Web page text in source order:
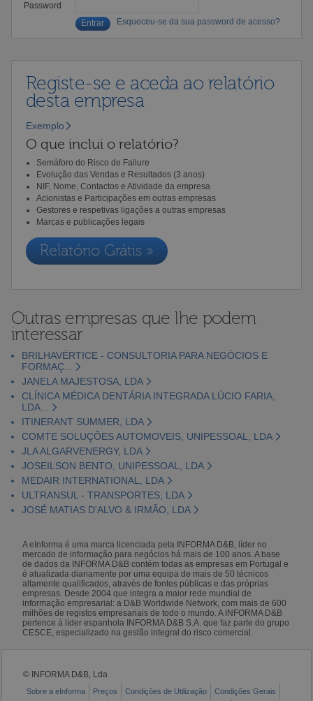
Password
Esqueceu-se da sua password de acesso?
Registe-se e aceda ao relatório
desta empresa
Exemplo
O que inclui o relatório?
Semáforo do Risco de Failure
Evolução das Vendas e Resultados (3 anos)
NIF, Nome, Contactos e Atividade da empresa
Acionistas e Participações em outras empresas
Gestores e respetivas ligações a outras empresas
Marcas e publicações legais
Relatório Grátis »
Outras empresas que lhe podem
interessar
BRILHAVÉRTICE - CONSULTORIA PARA NEGÓCIOS E
FORMAÇ...
JANELA MAJESTOSA, LDA
CLÍNICA MÉDICA DENTÁRIA INTEGRADA LÚCIO FARIA,
LDA...
ITINERANT SUMMER, LDA
COMTE SOLUÇÕES AUTOMOVEIS, UNIPESSOAL, LDA
JLA ALGARVENERGY, LDA
JOSEILSON BENTO, UNIPESSOAL, LDA
MEDAIR INTERNATIONAL, LDA
ULTRANSUL - TRANSPORTES, LDA
JOSÉ MATIAS D'ALVO & IRMÃO, LDA
A eInforma é uma marca licenciada pela INFORMA D&B, líder no
mercado de informação para negócios há mais de 100 anos. A base
de dados da INFORMA D&B contém todas as empresas em Portugal e
é atualizada diariamente por uma equipa de mais de 50 técnicos
altamente qualificados, através de fontes públicas e das próprias
empresas. Desde 2004 que integra a maior rede mundial de
informação empresarial: a D&B Worldwide Network, com mais de 600
milhões de registos empresariais de todo o mundo. A INFORMA D&B
pertence à líder espanhola INFORMA D&B S.A. que faz parte do grupo
CESCE, especializado na gestão integral do risco comercial.
© INFORMA D&B, Lda
Sobre a eInforma Preços Condições de Utilização Condições Gerais